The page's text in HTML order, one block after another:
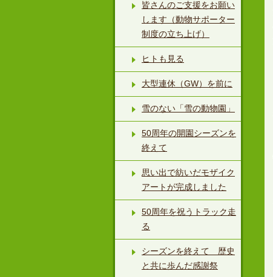
皆さんのご支援をお願い
します（動物サポーター
制度の立ち上げ）
ヒトも見る
大型連休（GW）を前に
雪のない「雪の動物園」
50周年の開園シーズンを
終えて
思い出で紡いだモザイク
アートが完成しました
50周年を祝うトラック走
る
シーズンを終えて 歴史
と共に歩んだ感謝祭